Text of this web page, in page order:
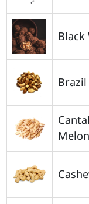
Black